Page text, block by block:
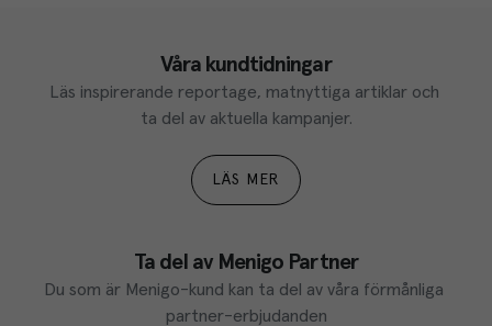
Våra kundtidningar
Läs inspirerande reportage, matnyttiga artiklar och
ta del av aktuella kampanjer.
LÄS MER
Ta del av Menigo Partner
Du som är Menigo-kund kan ta del av våra förmånliga
partner-erbjudanden